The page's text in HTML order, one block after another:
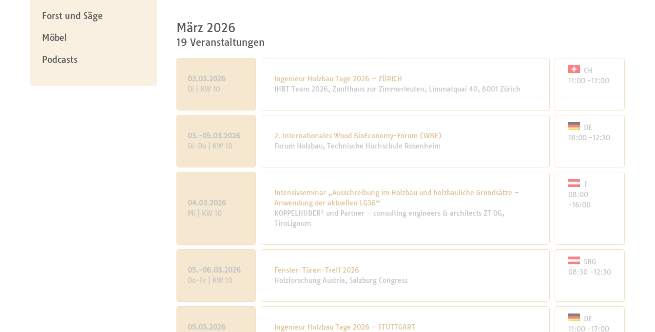
Forst und Säge
Möbel
Podcasts
März 2026
19 Veranstaltungen
03.03.2026
Di | KW 10
Ingenieur Holzbau Tage 2026 – ZÜRICH
IHBT Team 2026, Zunfthaus zur Zimmerleuten, Limmatquai 40, 8001 Zürich
CH
11:00 -17:00
03.-05.03.2026
Di-Do | KW 10
2. Internationales Wood BioEconomy-Forum (WBE)
Forum Holzbau, Technische Hochschule Rosenheim
DE
18:00 -12:30
04.03.2026
Mi | KW 10
Intensivseminar „Ausschreibung im Holzbau und holzbauliche Grundsätze –
Anwendung der aktuellen LG36“
KOPPELHUBER² und Partner – consulting engineers & architects ZT OG,
TiroLignum
T
08:00
-16:00
05.-06.03.2026
Do-Fr | KW 10
Fenster-Türen-Treff 2026
Holzforschung Austria, Salzburg Congress
SBG
08:30 -12:30
05.03.2026
Ingenieur Holzbau Tage 2026 – STUTTGART
DE
11:00 -17:00